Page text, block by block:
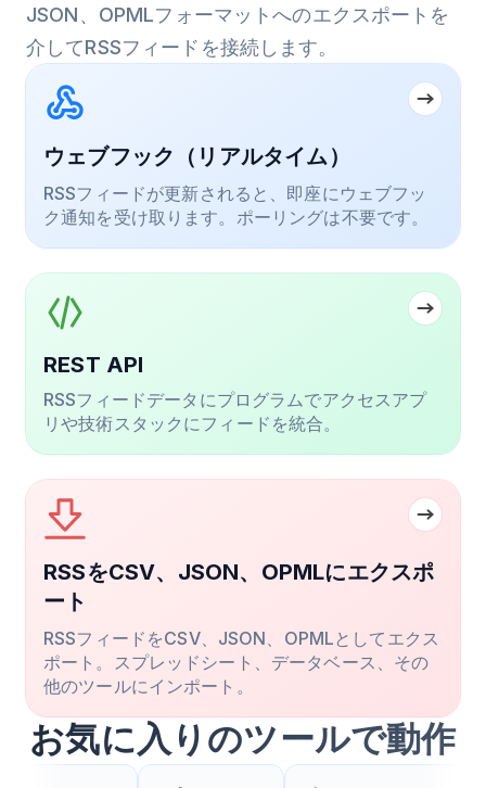
JSON、OPMLフォーマットへのエクスポートを
介してRSSフィードを接続します。
ウェブフック（リアルタイム）
RSSフィードが更新されると、即座にウェブフッ
ク通知を受け取ります。ポーリングは不要です。
REST API
RSSフィードデータにプログラムでアクセスアプ
リや技術スタックにフィードを統合。
RSSをCSV、JSON、OPMLにエクスポ
ート
RSSフィードをCSV、JSON、OPMLとしてエクス
ポート。スプレッドシート、データベース、その
他のツールにインポート。
お気に入りのツールで動作